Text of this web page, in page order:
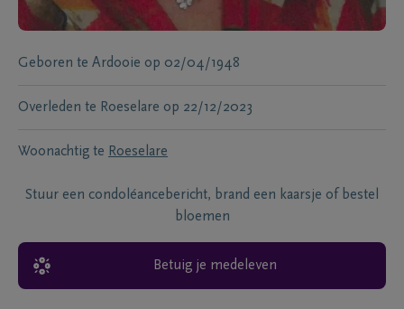
Geboren te Ardooie op 02/04/1948
Overleden te Roeselare op 22/12/2023
Woonachtig te Roeselare
Stuur een condoléancebericht, brand een kaarsje of bestel
bloemen
Betuig je medeleven